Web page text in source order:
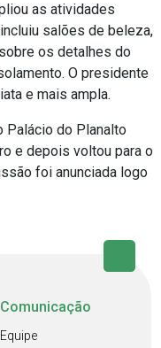
as atividades
salões de beleza,
os detalhes do
O presidente
e mais ampla.
Palácio do Planalto
e depois voltou para o
foi anunciada logo
Comunicação
Equipe